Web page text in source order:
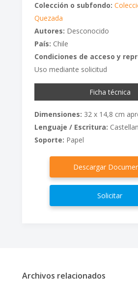
Colección o subfondo:
Quezada
Autores: Desconocido
País: Chile
Condiciones de acceso y
Uso mediante solicitud
Ficha técnica
Dimensiones: 32 x 14,8 cm
Lenguaje / Escritura:
Soporte: Papel
Descargar
Solicitar
Archivos relacionados